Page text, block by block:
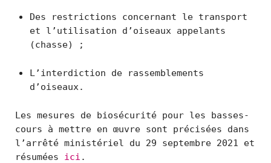
Des restrictions concernant le transport
et l’utilisation d’oiseaux appelants
(chasse) ;
L’interdiction de rassemblements
d’oiseaux.
Les mesures de biosécurité pour les basses-
cours à mettre en œuvre sont précisées dans
l’arrêté ministériel du 29 septembre 2021 et
résumées ici .